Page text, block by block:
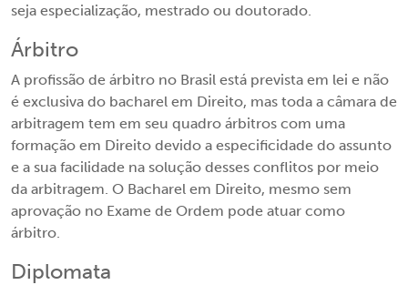
seja especialização, mestrado ou doutorado.
Árbitro
A profissão de árbitro no Brasil está prevista em lei e não
é exclusiva do bacharel em Direito, mas toda a câmara de
arbitragem tem em seu quadro árbitros com uma
formação em Direito devido a especificidade do assunto
e a sua facilidade na solução desses conflitos por meio
da arbitragem. O Bacharel em Direito, mesmo sem
aprovação no Exame de Ordem pode atuar como
árbitro.
Diplomata